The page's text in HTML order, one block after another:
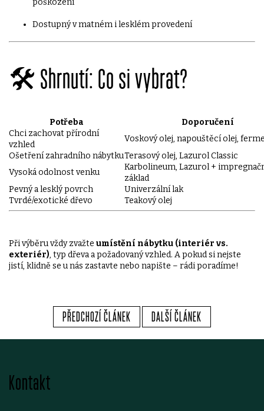
Dostupný v matném i lesklém provedení
🛠️ Shrnutí: Co si vybrat?
Potřeba
Doporučení
Chci zachovat přírodní
vzhled
Voskový olej, napouštěcí olej,
Ošetření zahradního nábytkuTerasový olej, Lazurol Classic
Vysoká odolnost venku
Karbolineum, Lazurol +
základ
Pevný a lesklý povrch
Univerzální lak
Tvrdé/exotické dřevo
Teakový olej
Při výběru vždy zvažte umístění nábytku (interiér vs.
exteriér), typ dřeva a požadovaný vzhled. A pokud si nejste
jistí, klidně se u nás zastavte nebo napište – rádi poradíme!
PŘEDCHOZÍ ČLÁNEK DALŠÍ ČLÁNEK
Kontakt